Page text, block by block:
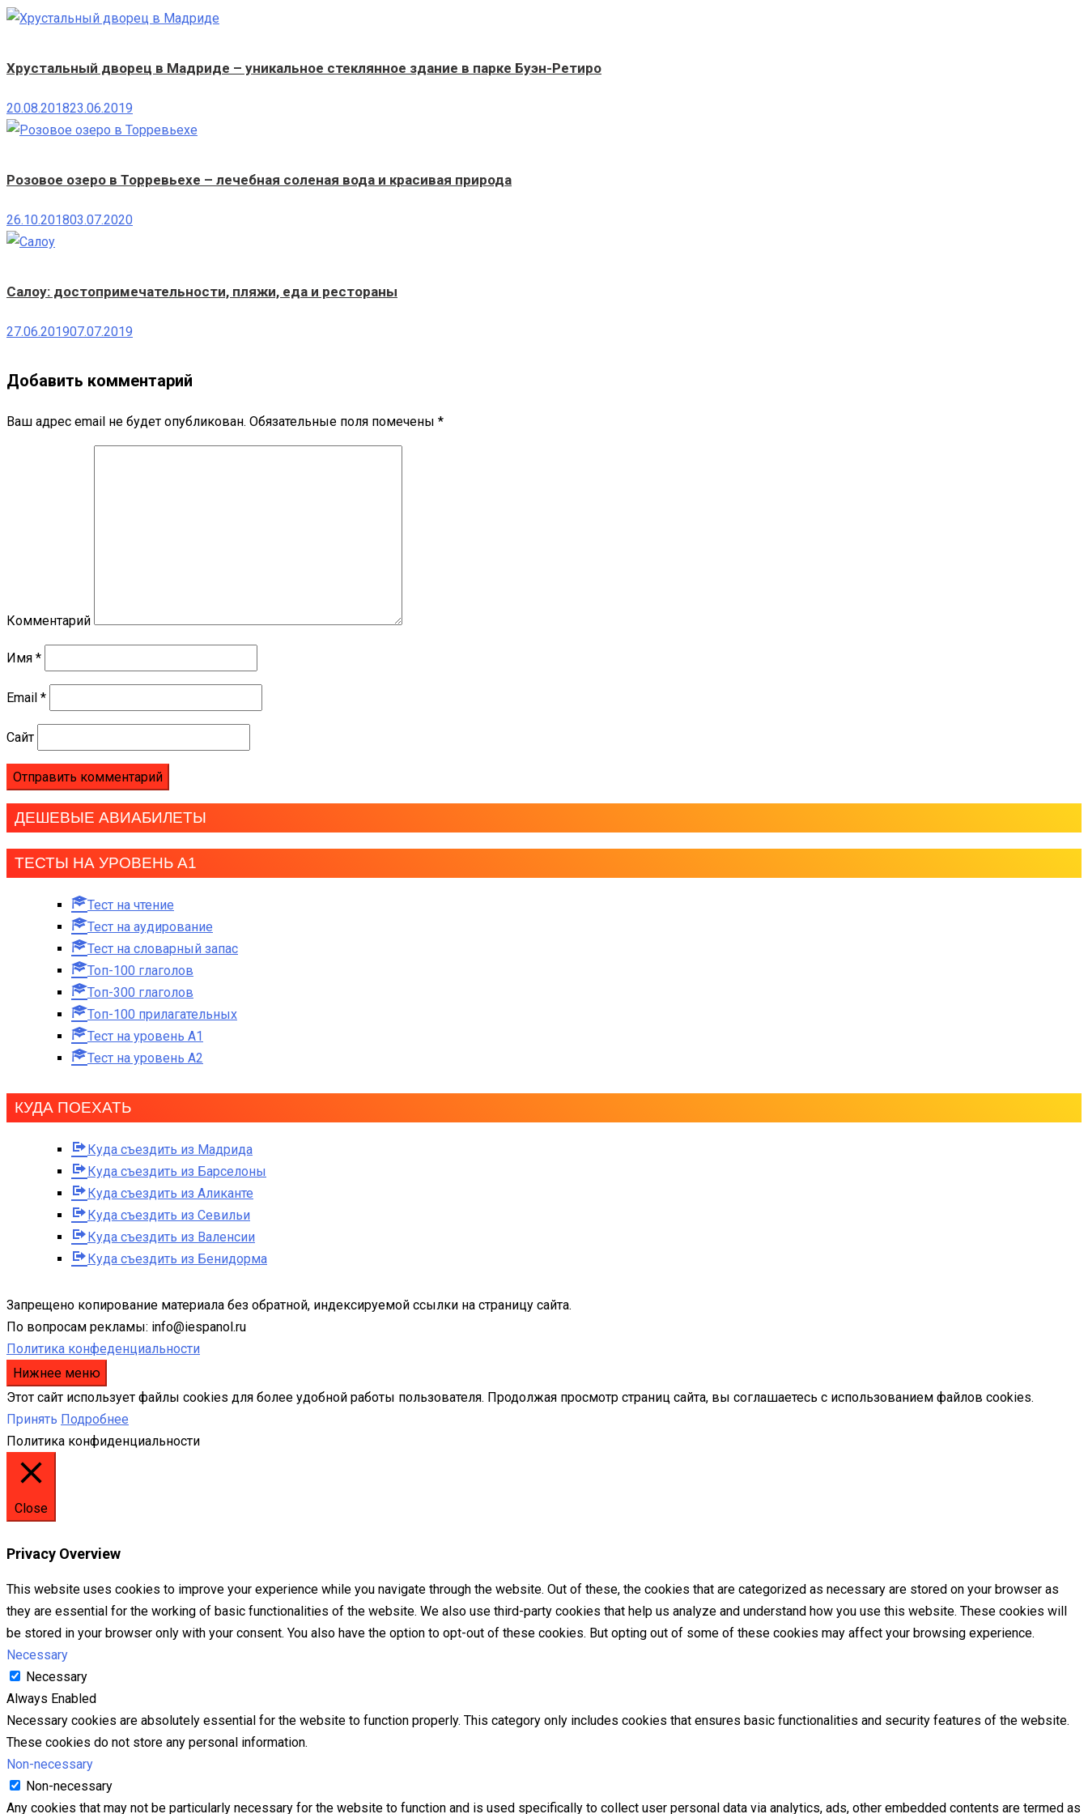
Хрустальный дворец в Мадриде – уникальное стеклянное здание в парке Буэн-Ретиро
20.08.201823.06.2019
Розовое озеро в Торревьехе – лечебная соленая вода и красивая природа
26.10.201803.07.2020
Салоу: достопримечательности, пляжи, еда и рестораны
27.06.201907.07.2019
Добавить комментарий
Ваш адрес email не будет опубликован. Обязательные поля помечены *
Комментарий
Имя *
Email *
Сайт
ДЕШЕВЫЕ АВИАБИЛЕТЫ
ТЕСТЫ НА УРОВЕНЬ А1
Тест на чтение
Тест на аудирование
Тест на словарный запас
Топ-100 глаголов
Топ-300 глаголов
Топ-100 прилагательных
Тест на уровень A1
Тест на уровень A2
КУДА ПОЕХАТЬ
Куда съездить из Мадрида
Куда съездить из Барселоны
Куда съездить из Аликанте
Куда съездить из Севильи
Куда съездить из Валенсии
Куда съездить из Бенидорма
Запрещено копирование материала без обратной, индексируемой ссылки на страницу сайта.
По вопросам рекламы: info@iespanol.ru
Политика конфеденциальности
Нижнее меню
Этот сайт использует файлы cookies для более удобной работы пользователя. Продолжая просмотр страниц сайта, вы соглашаетесь с использованием файлов cookies.
Принять Подробнее
Политика конфиденциальности
Close
Privacy Overview
This website uses cookies to improve your experience while you navigate through the website. Out of these, the cookies that are categorized as necessary are stored on your browser as
they are essential for the working of basic functionalities of the website. We also use third-party cookies that help us analyze and understand how you use this website. These cookies will
be stored in your browser only with your consent. You also have the option to opt-out of these cookies. But opting out of some of these cookies may affect your browsing experience.
Necessary
Necessary
Always Enabled
Necessary cookies are absolutely essential for the website to function properly. This category only includes cookies that ensures basic functionalities and security features of the website.
These cookies do not store any personal information.
Non-necessary
Non-necessary
Any cookies that may not be particularly necessary for the website to function and is used specifically to collect user personal data via analytics, ads, other embedded contents are termed as